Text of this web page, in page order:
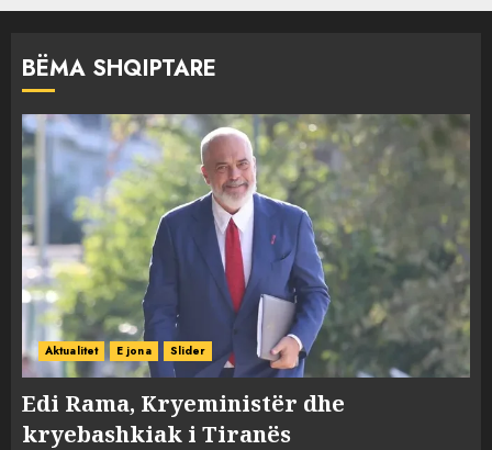
BËMA SHQIPTARE
Aktualitet E jona Slider
Edi Rama, Kryeministër dhe
kryebashkiak i Tiranës